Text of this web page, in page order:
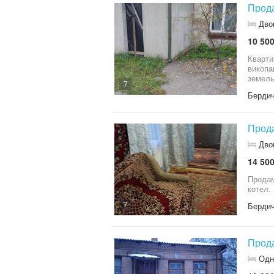
7
10
Квартира 2кімнати кухня
викопана своя особиста скважина 60 метрів є
земельна ділянка 1.7
7
14